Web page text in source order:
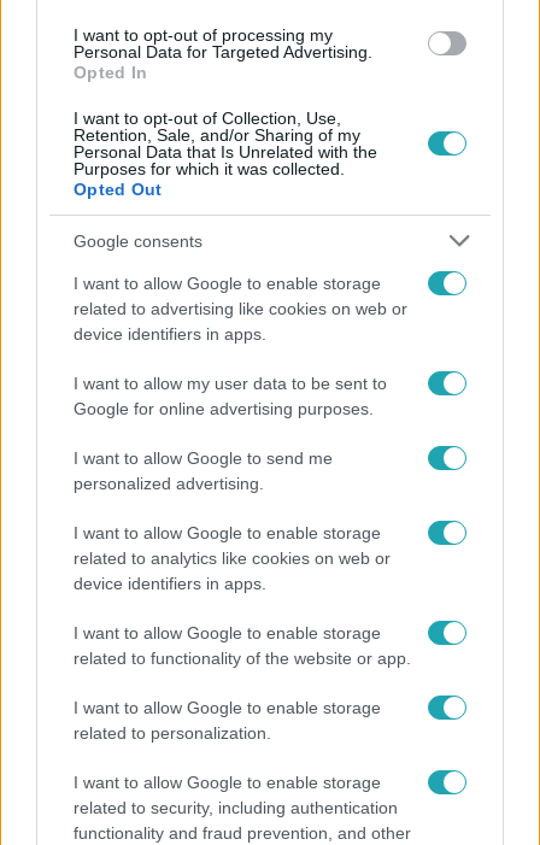
I want to opt-out of processing my
Personal Data for Targeted Advertising.
Opted In
I want to opt-out of Collection, Use,
Retention, Sale, and/or Sharing of my
Personal Data that Is Unrelated with the
Purposes for which it was collected.
Opted Out
Google consents
I want to allow Google to enable storage
related to advertising like cookies on web or
device identifiers in apps.
I want to allow my user data to be sent to
Google for online advertising purposes.
I want to allow Google to send me
personalized advertising.
I want to allow Google to enable storage
related to analytics like cookies on web or
device identifiers in apps.
I want to allow Google to enable storage
related to functionality of the website or app.
I want to allow Google to enable storage
related to personalization.
I want to allow Google to enable storage
related to security, including authentication
functionality and fraud prevention, and other
Fókusz
„Láttam, hogy ki vannak sírva a szemei” – a
TikTokról ismerte a jelzést a kaposvári bolt eladója
Egy kézmozdulattal kért némán segítséget egy kaposvári
boltban egy nő, aki családon belüli erőszak áldozata
megértette, hogy baj van.
Baleset-bűnügy
2024. augusztus 23. 6:32
kaposvári bolt eladójától
kapcsolatban lévő nő, a rendőrök percek alatt a
helyszínre értek.